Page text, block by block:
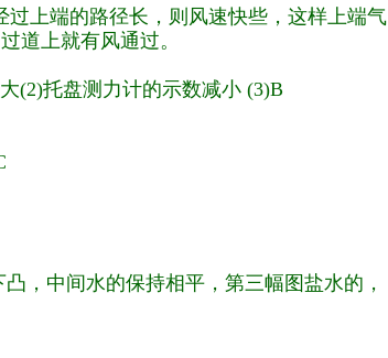
上端的路径长，则风速快些，这样上端气
道上就有风通过。
(2)托盘测力计的示数减小 (3)B
，中间水的保持相平，第三幅图盐水的，